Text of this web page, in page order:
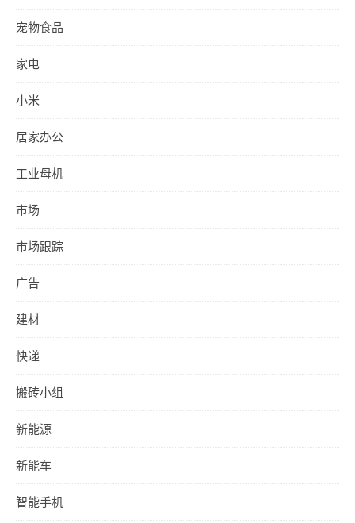
宠物食品
家电
小米
居家办公
工业母机
市场
市场跟踪
广告
建材
快递
搬砖小组
新能源
新能车
智能手机